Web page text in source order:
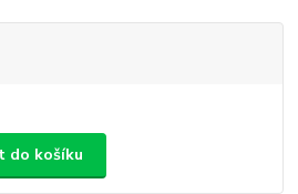
do košíku